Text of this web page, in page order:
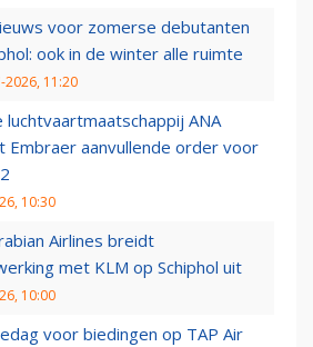
voor zomerse debutanten
ook in de winter alle ruimte
2026, 11:20
luchtvaartmaatschappij ANA
Embraer aanvullende order voor
10:30
Airlines breidt
met KLM op Schiphol uit
10:00
voor biedingen op TAP Air